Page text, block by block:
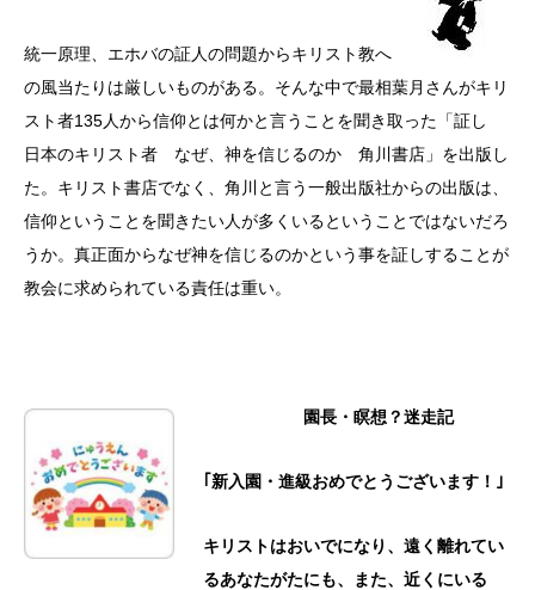
統一原理、エホバの証人の問題からキリスト教へ
の風当たりは厳しいものがある。そんな中で最相葉月さんがキリ
スト者135人から信仰とは何かと言うことを聞き取った「証し
日本のキリスト者 なぜ、神を信じるのか 角川書店」を出版し
た。キリスト書店でなく、角川と言う一般出版社からの出版は、
信仰ということを聞きたい人が多くいるということではないだろ
うか。真正面からなぜ神を信じるのかという事を証しすることが
教会に求められている責任は重い。
園長・瞑想？迷走記
｢新入園・進級おめでとうございます！｣
キリストはおいでになり、遠く離れてい
るあなたがたにも、
また、近くにいる